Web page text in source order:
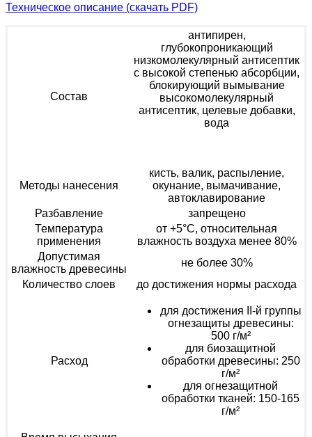
Техническое описание (скачать PDF)
Состав
антипирен,
глубокопроникающий
низкомолекулярный антисептик
с высокой степенью абсорбции,
блокирующий вымывание
высокомолекулярный
антисептик, целевые добавки,
вода
Методы нанесения
кисть, валик, распыление,
окунание, вымачивание,
автоклавирование
Разбавление
запрещено
Температура
применения
от +5°С, относительная
влажность воздуха менее 80%
Допустимая
влажность древесины
не более 30%
Количество слоев
до достижения нормы расхода
Расход
для достижения II-й группы
огнезащиты древесины:
500 г/м²
для биозащитной
обработки древесины: 250
г/м²
для огнезащитной
обработки тканей: 150-165
г/м²